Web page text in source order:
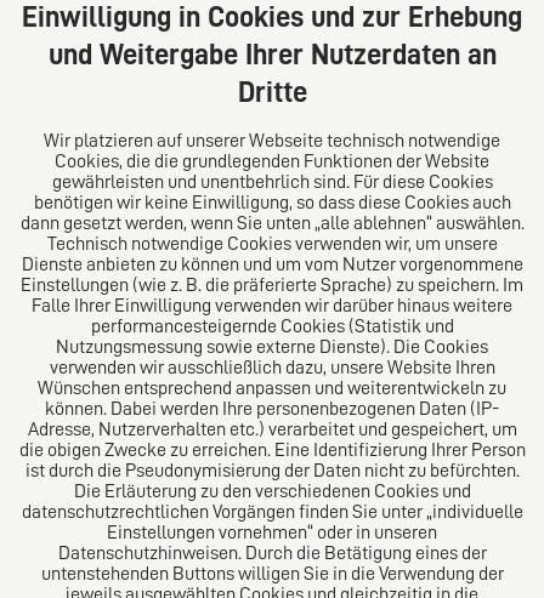
20354 Hamburg
Deutschland
Tel: +49 (0) 40 41352231
Über uns
Das Kanzlei-Vertrauensnetzwerk. Aus Europa für die
Welt. Für den erfolgreichen Mittelstand.
Folgen Sie uns auf
Das europäische Kanzlei-Netzwerk
Einwilligung in Cookies und zur Erhebung
und Weitergabe Ihrer Nutzerdaten an
Dritte
Wir platzieren auf unserer Webseite technisch notwendige
Cookies, die die grundlegenden Funktionen der Website
gewährleisten und unentbehrlich sind. Für diese Cookies
benötigen wir keine Einwilligung, so dass diese Cookies auch
dann gesetzt werden, wenn Sie unten „alle ablehnen“ auswählen.
Technisch notwendige Cookies verwenden wir, um unsere
Dienste anbieten zu können und um vom Nutzer vorgenommene
Einstellungen (wie z. B. die präferierte Sprache) zu speichern. Im
Falle Ihrer Einwilligung verwenden wir darüber hinaus weitere
performancesteigernde Cookies (Statistik und
Nutzungsmessung sowie externe Dienste). Die Cookies
verwenden wir ausschließlich dazu, unsere Website Ihren
Wünschen entsprechend anpassen und weiterentwickeln zu
können. Dabei werden Ihre personenbezogenen Daten (IP-
Adresse, Nutzerverhalten etc.) verarbeitet und gespeichert, um
die obigen Zwecke zu erreichen. Eine Identifizierung Ihrer Person
ist durch die Pseudonymisierung der Daten nicht zu befürchten.
Die Erläuterung zu den verschiedenen Cookies und
datenschutzrechtlichen Vorgängen finden Sie unter „individuelle
Einstellungen vornehmen“ oder in unseren
Datenschutzhinweisen. Durch die Betätigung eines der
untenstehenden Buttons willigen Sie in die Verwendung der